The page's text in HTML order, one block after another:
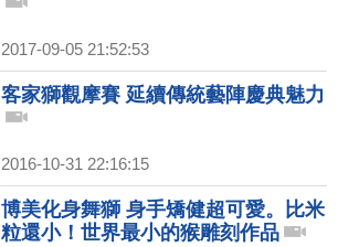
2017-09-05 21:52:53
客家獅觀摩賽 延續傳統藝陣慶典魅力
2016-10-31 22:16:15
博美化身舞獅 身手矯健超可愛。比米
粒還小！世界最小的猴雕刻作品